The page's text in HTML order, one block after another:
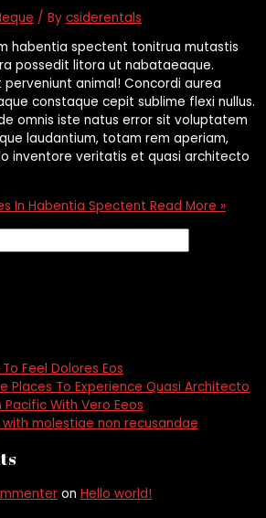
/ By csiderentals
habentia spectent tonitrua mutastis
possedit litora ut nabataeaque.
animal! Concordi aurea
constaque cepit sublime flexi nullus.
omnis iste natus error sit voluptatem
laudantium, totam rem aperiam,
inventore veritatis et quasi architecto
In Habentia Spectent Read More »
Feel Dolores Eos
Places To Experience Quasi Architecto
With Vero Eeos
molestiae non recusandae
on Hello world!